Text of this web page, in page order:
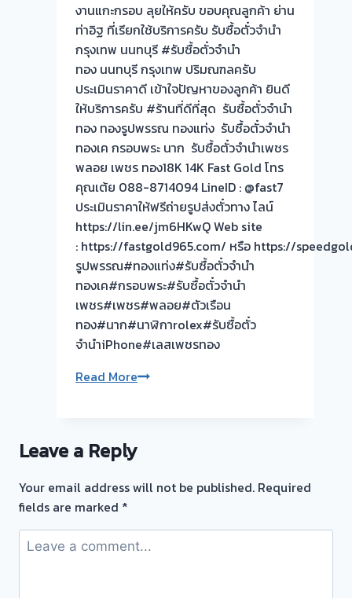
งานแกะกรอบ ลุยให้ครับ ขอบคุณลูกค้า ย่าน
ท่าอิฐ ที่เรียกใช้บริการครับ รับซื้อตั๋วจำนำ
กรุงเทพ นนทบุรี #รับซื้อตั๋วจำนำ
ทอง นนทบุรี กรุงเทพ ปริมณฑลครับ
ประเมินราคาดี เข้าใจปัญหาของลูกค้า ยินดี
ให้บริการครับ #ร้านที่ดีที่สุด รับซื้อตั๋วจำนำ
ทอง ทองรูปพรรณ ทองแท่ง รับซื้อตั๋วจำนำ
ทองเค กรอบพระ นาก รับซื้อตั๋วจำนำเพชร
พลอย เพชร ทอง18K 14K Fast Gold โทร
คุณเต้ย 088-8714094 LineID : @fast7
ประเมินราคาให้ฟรีถ่ายรูปส่งตั๋วทาง ไลน์
https://lin.ee/jm6HKwQ Web site
: https://fastgold965.com/ หรือ https://
รูปพรรณ#ทองแท่ง#รับซื้อตั๋วจำนำ
ทองเค#กรอบพระ#รับซื้อตั๋วจำนำ
เพชร#เพชร#พลอย#ตัวเรือน
ทอง#นาก#นาฬิกาrolex#รับซื้อตั๋ว
จำนำiPhone#เลสเพชรทอง
Read Moreงาน
ให้
ขอบคุณ
ย่าน
ท่า
Leave a Reply
Your email address will not be published. Required
fields are marked *